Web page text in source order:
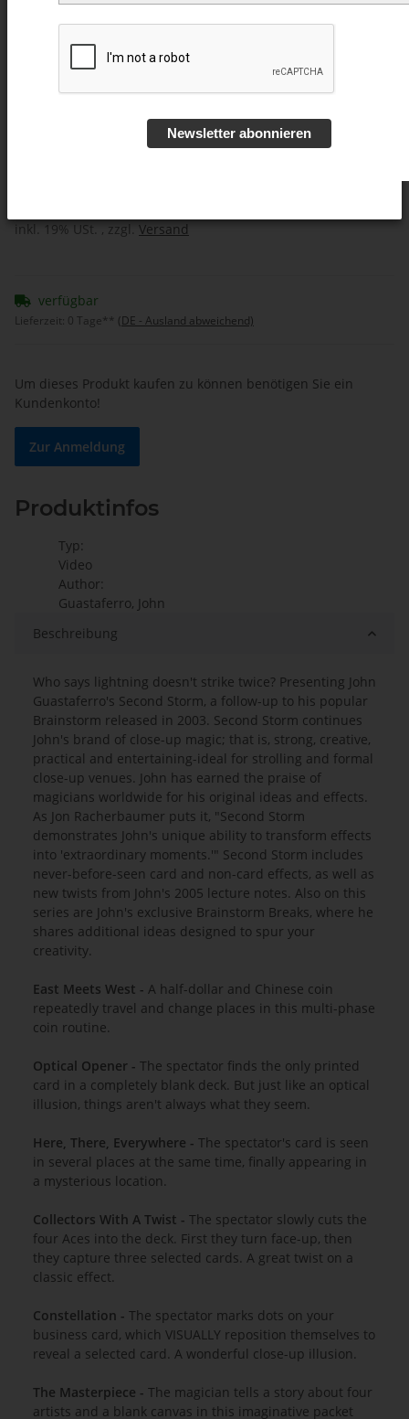
Guastaferro video DOWNLOAD
Close-Up (Downloads)
inkl. 19% USt. , zzgl. Versand
verfügbar
Lieferzeit: 0 Tage** (DE - Ausland abweichend)
Um dieses Produkt kaufen zu können benötigen Sie ein
Kundenkonto!
Zur Anmeldung
Produktinfos
Typ:
Video
Author:
Guastaferro, John
Beschreibung
Who says lightning doesn't strike twice? Presenting John
Guastaferro's Second Storm, a follow-up to his popular
Brainstorm released in 2003. Second Storm continues
John's brand of close-up magic; that is, strong, creative,
practical and entertaining-ideal for strolling and formal
close-up venues. John has earned the praise of
magicians worldwide for his original ideas and effects.
As Jon Racherbaumer puts it, "Second Storm
demonstrates John's unique ability to transform effects
into 'extraordinary moments.'" Second Storm includes
never-before-seen card and non-card effects, as well as
new twists from John's 2005 lecture notes. Also on this
series are John's exclusive Brainstorm Breaks, where he
shares additional ideas designed to spur your
creativity.
East Meets West - A half-dollar and Chinese coin
repeatedly travel and change places in this multi-phase
coin routine.
Optical Opener - The spectator finds the only printed
card in a completely blank deck. But just like an optical
illusion, things aren't always what they seem.
Here, There, Everywhere - The spectator's card is seen
in several places at the same time, finally appearing in
a mysterious location.
Collectors With A Twist - The spectator slowly cuts the
four Aces into the deck. First they turn face-up, then
they capture three selected cards. A great twist on a
classic effect.
Constellation - The spectator marks dots on your
business card, which VISUALLY reposition themselves to
reveal a selected card. A wonderful close-up illusion.
The Masterpiece - The magician tells a story about four
artists and a blank canvas in this imaginative packet
Newsletter abonnieren